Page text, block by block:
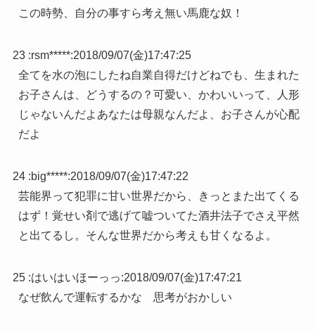
この時勢、自分の事すら考え無い馬鹿な奴！
23 :rsm*****:2018/09/07(金)17:47:25
全てを水の泡にしたね自業自得だけどねでも、生まれた
お子さんは、どうするの？可愛い、かわいいって、人形
じゃないんだよあなたは母親なんだよ、お子さんが心配
だよ
24 :big*****:2018/09/07(金)17:47:22
芸能界って犯罪に甘い世界だから、きっとまた出てくる
はず！覚せい剤で逃げて嘘ついてた酒井法子でさえ平然
と出てるし。そんな世界だから考えも甘くなるよ。
25 :はいはいほーっっ:2018/09/07(金)17:47:21
なぜ飲んで運転するかな 思考がおかしい